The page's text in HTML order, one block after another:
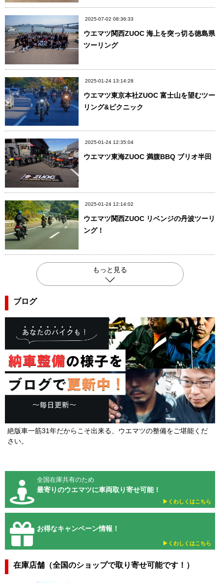
2025-07-02 08:36:33
ウエマツ関西ZUOC 海上を突っ切る徳島県
ツーリング
2025-01-24 13:14:28
ウエマツ東京本社ZUOC 富士山を望むツー
リング&ピクニック
2025-01-24 12:35:04
ウエマツ東海ZUOC 満腹BBQ ブリオ半田
2025-01-24 12:14:02
ウエマツ関西ZUOC リベンジの丹波ツーリ
ング！
もっと見る
ブログ
絶版車一筋31年だからこそ出来る、ウエマツの整備をご堪能くだ
さい。
全国在庫共有のため
最寄りのウエマツに車両取り寄せ可能！
▶︎くわしくはこちら
お得なキャンペーン情報！
▶︎くわしくはこちら
在庫店舗（全国のショップで取り寄せ可能です！）